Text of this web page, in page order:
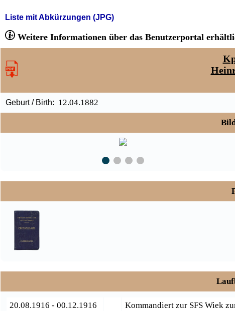
Liste mit Abkürzungen (JPG)
Weitere Informationen über das Benutzerportal
Geburt / Birth: 12.04.1882
20.08.1916 - 00.12.1916
Kommandiert zur SFS Wiek